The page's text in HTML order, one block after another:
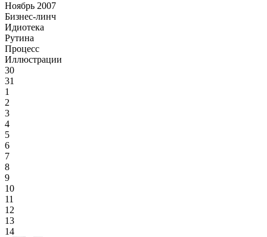
Ноябрь 2007
Бизнес-линч
Идиотека
Рутина
Процесс
Иллюстрации
30
31
1
2
3
4
5
6
7
8
9
10
11
12
13
14